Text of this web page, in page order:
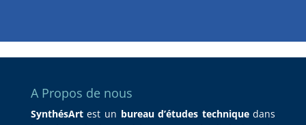
A Propos de nous
SynthésArtest un bureau d’études techniquedans